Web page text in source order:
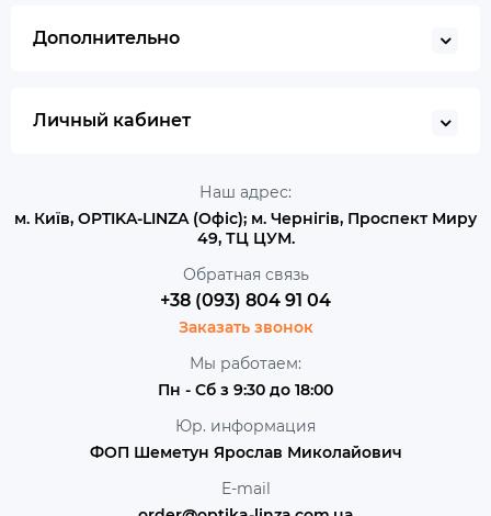
Дополнительно
Личный кабинет
Наш адрес:
м. Київ, OPTIKA-LINZA (Офіс); м. Чернігів, Проспект Миру
49, ТЦ ЦУМ.
Обратная связь
+38 (093) 804 91 04
Заказать звонок
Мы работаем:
Пн - Сб з 9:30 до 18:00
Юр. информация
ФОП Шеметун Ярослав Миколайович
E-mail